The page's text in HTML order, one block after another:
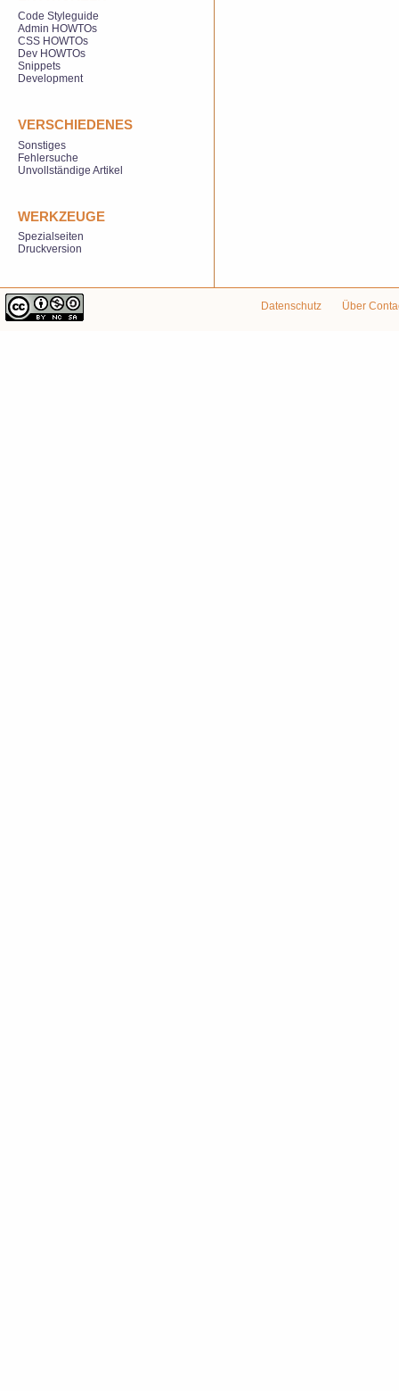
Code Styleguide
Admin HOWTOs
CSS HOWTOs
Dev HOWTOs
Snippets
Development
VERSCHIEDENES
Sonstiges
Fehlersuche
Unvollständige Artikel
WERKZEUGE
Spezialseiten
Druckversion
Datenschutz Über